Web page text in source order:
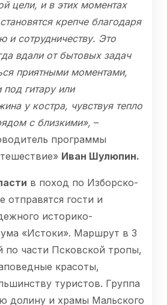
цели, и в этих моментах
крепче благодаря
и сотрудничеству. Это
вдали от бытовых задач
приятными моментами,
под гитару или
у костра, чувствуя тепло
с близкими», –
программы
Иван Шулюпин.
в поход по Изборско-
отправятся гости и
историко-
«Истоки». Маршрут в 3
по части Псковской тропы,
красоты,
туристов. Группа
долину и храмы Мальского